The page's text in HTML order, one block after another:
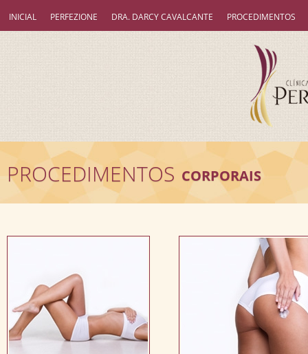
INICIAL PERFEZIONE DRA. DARCY CAVALCANTE PROCEDIMENTOS
PROCEDIMENTOS CORPORAIS